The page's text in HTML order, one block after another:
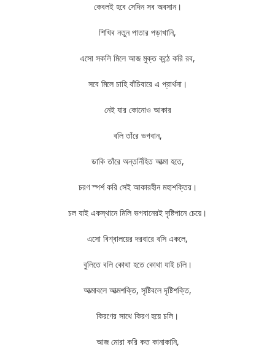
কেবলই হবে সেদিন সব অবসান।
শিখিব নতুন পাতার পড়াখানি,
এসো সকলি মিলে আজ মুক্ত কন্ঠে করি রব,
সবে মিলে চাহি বাঁচিবারে এ প্রার্থনা।
নেই যার কোনোও আকার
বলি তাঁরে ভগবান,
ডাকি তাঁরে অন্তর্নিহিত আত্মা হতে,
চরণ স্পর্শ করি সেই আকারহীন মহাশক্তির।
চল যাই একস্থানে মিলি ভগবানেরই দৃষ্টিপানে চেয়ে।
এসো বিশ্বালয়ের দরবারে বসি একলে,
বুলিতে বলি কোথা হতে কোথা যাই চলি।
আত্মাবলে আত্মশক্তি, সৃষ্টিবলে দৃষ্টিশক্তি,
কিরণের সাথে কিরণ হয়ে চলি।
আজ মোরা করি কত কানাকানি,